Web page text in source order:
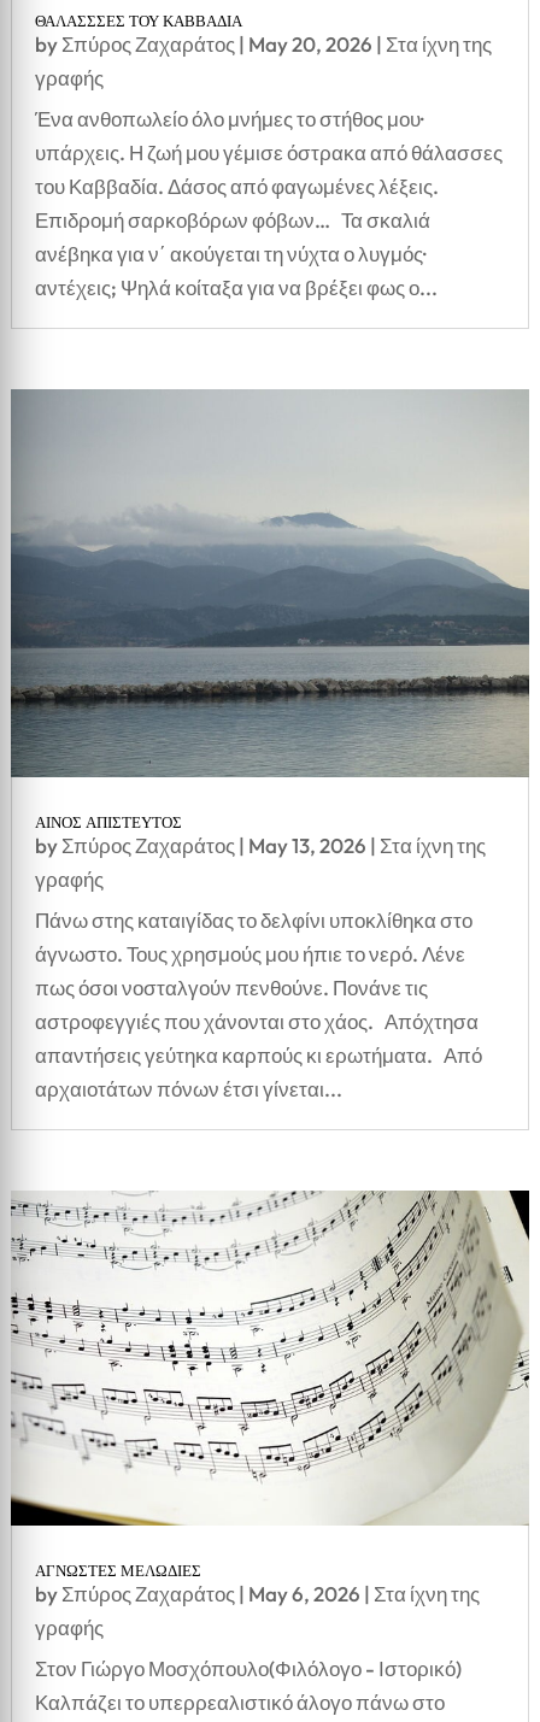
ΘΑΛΑΣΣΣΕΣ ΤΟΥ ΚΑΒΒΑΔΙΑ
byΣπύρος Ζαχαράτος | May 20, 2026 | Στα ίχνη της
γραφής
Ένα ανθοπωλείο όλο μνήμες το στήθος μου·
υπάρχεις. Η ζωή μου γέμισε όστρακα από θάλασσες
του Καββαδία. Δάσος από φαγωμένες λέξεις.
Επιδρομή σαρκοβόρων φόβων… Τα σκαλιά
ανέβηκα για ν΄ ακούγεται τη νύχτα ο λυγμός·
αντέχεις; Ψηλά κοίταξα για να βρέξει φως ο...
ΑΙΝΟΣ ΑΠΙΣΤΕΥΤΟΣ
byΣπύρος Ζαχαράτος | May 13, 2026 | Στα ίχνη της
γραφής
Πάνω στης καταιγίδας το δελφίνι υποκλίθηκα στο
άγνωστο. Τους χρησμούς μου ήπιε το νερό. Λένε
πως όσοι νοσταλγούν πενθούνε. Πονάνε τις
αστροφεγγιές που χάνονται στο χάος. Απόχτησα
απαντήσεις γεύτηκα καρπούς κι ερωτήματα. Από
αρχαιοτάτων πόνων έτσι γίνεται...
ΑΓΝΩΣΤΕΣ ΜΕΛΩΔΙΕΣ
byΣπύρος Ζαχαράτος | May 6, 2026 | Στα ίχνη της
γραφής
Στον Γιώργο Μοσχόπουλο(Φιλόλογο - Ιστορικό)
Καλπάζει το υπερρεαλιστικό άλογο πάνω στο